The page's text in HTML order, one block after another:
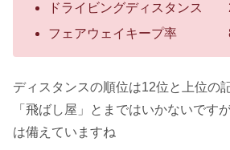
ドライビングディスタンス
フェアウェイキープ率
ディスタンスの順位は12位と上位の
「飛ばし屋」とまではいかないです
は備えていますね